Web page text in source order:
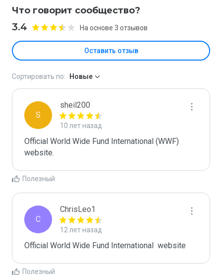
Что говорит сообщество?
3.4 На основе 3 отзывов
Оставить отзыв
Сортировать по: Новые
S
sheil200
10 лет назад
Official World Wide Fund International (WWF)
website.
Полезный
C
ChrisLeo1
12 лет назад
Official World Wide Fund International  website
Полезный